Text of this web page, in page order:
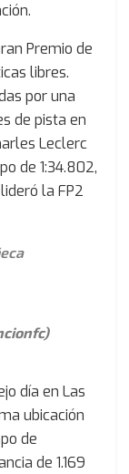
Premio de
libres.
por una
de pista en
Leclerc
de 1:34.802,
la FP2
día en Las
ubicación
de
de 1.169